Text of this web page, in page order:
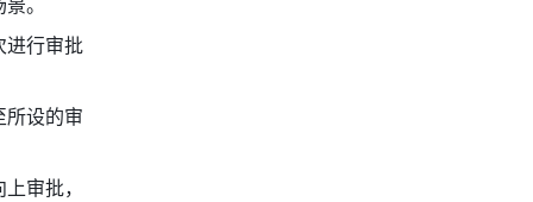
。
进行审批
所设的审
审批，